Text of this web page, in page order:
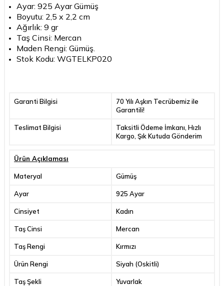
Ayar: 925 Ayar Gümüş
Boyutu: 2,5 x 2,2 cm
Ağırlık: 9 gr
Taş Cinsi: Mercan
Maden Rengi: Gümüş.
Stok Kodu: WGTELKP020
Garanti Bilgisi
70 Yılı Aşkın Tecrübemiz ile
Garantili!
Teslimat Bilgisi
Taksitli Ödeme İmkanı, Hızlı
Kargo, Şık Kutuda Gönderim
Ürün Açıklaması
Materyal Gümüş
Ayar 925 Ayar
Cinsiyet Kadın
Taş Cinsi Mercan
Taş Rengi Kırmızı
Ürün Rengi Siyah (Oskitli)
Taş Şekli Yuvarlak